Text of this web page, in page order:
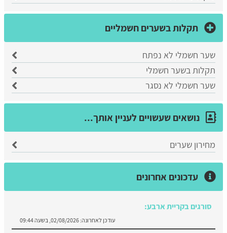
תקלות בשערים חשמליים
שער חשמלי לא נפתח
תקלות בשער חשמלי
שער חשמלי לא נסגר
נושאים שעשויים לעניין אותך...
מחירון שערים
עדכונים אחרונים
סורגים בקריית ארבע:
עודכן לאחרונה: 02/08/2026, בשעה 09:44